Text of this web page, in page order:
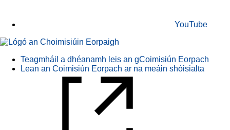
YouTube
Teagmháil a dhéanamh leis an gCoimisiún Eorpach
Lean an Coimisiún Eorpach ar na meáin shóisialta